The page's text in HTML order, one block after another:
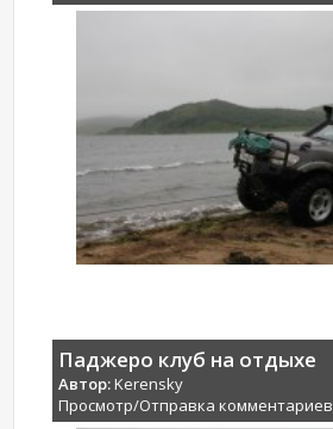
Паджеро клуб на отдыхе
Автор:Kerensky
Просмотр/Отправка комментариев